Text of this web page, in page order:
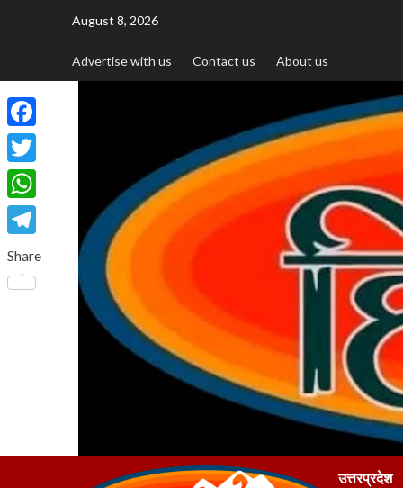
August 8, 2026
Advertise with us Contact us About us
उत्तरप्रदेश
Facebook
Twitter
WhatsApp
Telegram
Share